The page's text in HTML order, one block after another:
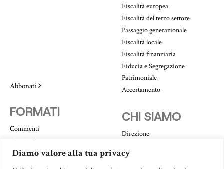
Diamo valore alla tua privacy
Abbonati
Fiscalità europea
Fiscalità del terzo settore
Passaggio generazionale
Fiscalità locale
Fiscalità finanziaria
Fiducia e Segregazione
Patrimoniale
Accertamento
FORMATI
Commenti
Casi Studio
Confronti
CHI SIAMO
Direzione
Autori